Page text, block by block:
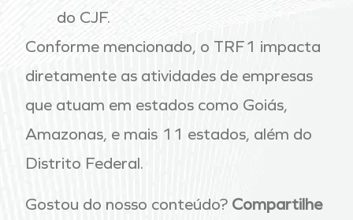
do CJF.
Conforme mencionado, o TRF1 impacta
diretamente as atividades de empresas
que atuam em estados como Goiás,
Amazonas, e mais 11 estados, além do
Distrito Federal.
Gostou do nosso conteúdo? Compartilhe